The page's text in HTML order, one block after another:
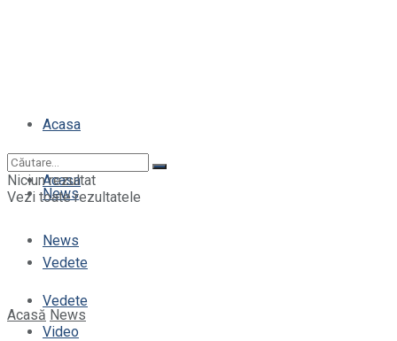
Acasa
News
Vedete
Video
Acasa
News
Vedete
Niciun rezultat
Vezi toate rezultatele
Acasă News